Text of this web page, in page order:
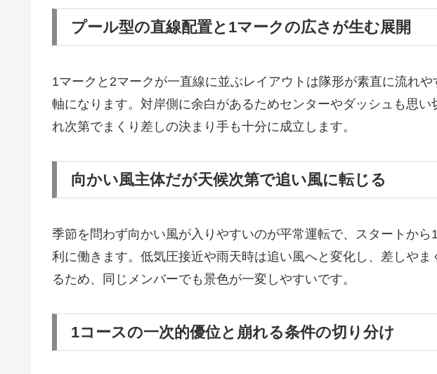
プール型の直線配置と1マークの広さが生む展開
1マークと2マークが一直線に並ぶレイアウトは隊形が素直に流れ
軸になります。対岸側に余白があるためセンターやダッシュも思
れ次第でまくり差しの決まり手も十分に成立します。
向かい風主体だが天候次第で追い風に転じる
季節を問わず向かい風が入りやすいのが平常運転で、スタートか
利に働きます。低気圧接近や雨天時は追い風へと変化し、差しや
るため、同じメンバーでも景色が一変しやすいです。
1コースの一次的優位と崩れる条件の切り分け